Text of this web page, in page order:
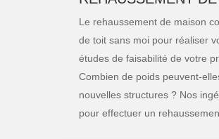
Le rehaussement de maison
de toit sans moi pour réaliser
études de faisabilité de votre
Combien de poids peuvent-
nouvelles structures ? Nos
pour effectuer un